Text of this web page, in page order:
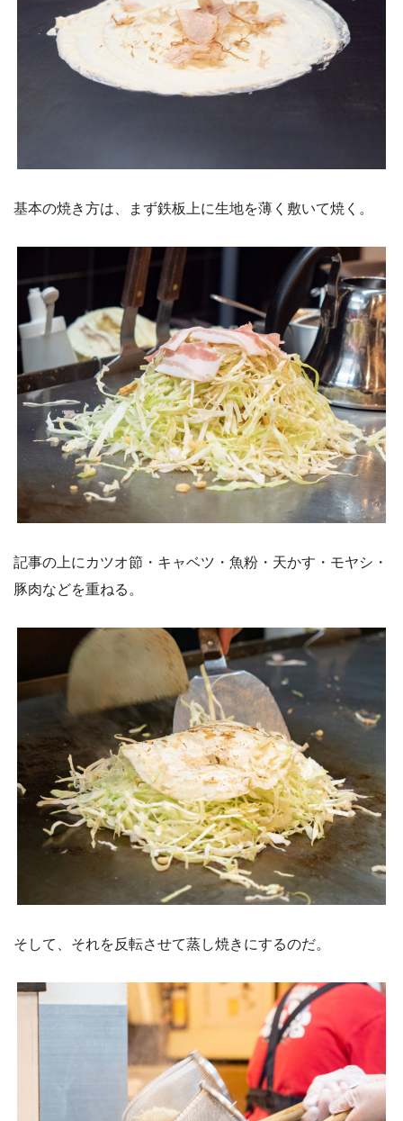
基本の焼き方は、まず鉄板上に生地を薄く敷いて焼く。
記事の上にカツオ節・キャベツ・魚粉・天かす・モヤシ・
豚肉などを重ねる。
そして、それを反転させて蒸し焼きにするのだ。